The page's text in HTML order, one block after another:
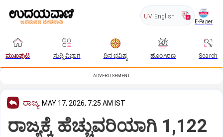
UV English
E-Paper
ಮುಖಪುಟ ಸುದ್ದಿ ವಿಭಾಗ ದಿನ ಭವಿಷ್ಯ ಹೊಂಗಿರಣ Search
ADVERTISEMENT
ರಾಜ್ಯ MAY 17, 2026, 7:25 AM IST
ರಾಜ್ಯಕ್ಕೆ ಹೆಚ್ಚುವರಿಯಾಗಿ 1,122